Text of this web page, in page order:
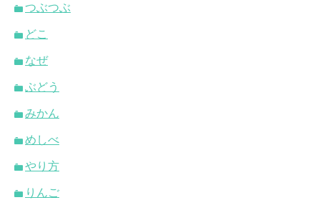
つぶつぶ
どこ
なぜ
ぶどう
みかん
めしべ
やり方
りんご